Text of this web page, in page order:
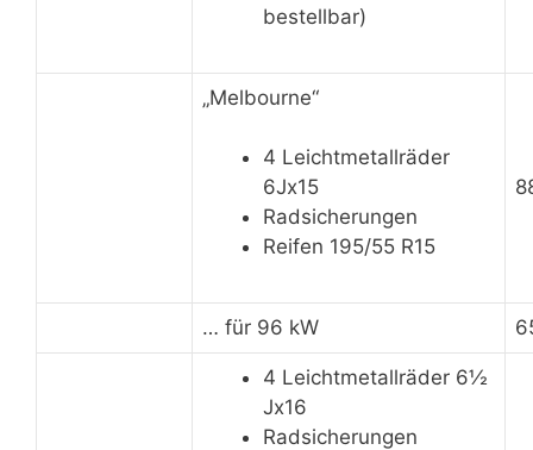
bestellbar)
„Melbourne“
4 Leichtmetallräder
6Jx15
Radsicherungen
Reifen 195/55 R15
… für 96 kW
4 Leichtmetallräder 6½
Jx16
Radsicherungen